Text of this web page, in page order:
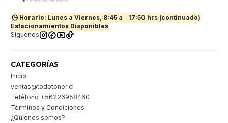
🕒 Horario: Lunes a Viernes, 8:45 a
17:50 hrs (continuado)
Estacionamientos Disponibles
Síguenos
CATEGORÍAS
Inicio
ventas@todotoner.cl
Teléfono +56226958460
Términos y Condiciones
¿Quiénes somos?